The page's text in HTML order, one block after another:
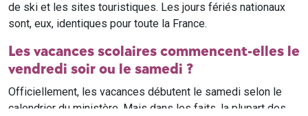
de ski et les sites touristiques. Les jours fériés nationaux
sont, eux, identiques pour toute la France.
Les vacances scolaires commencent-elles le
vendredi soir ou le samedi ?
Officiellement, les vacances débutent le samedi selon le
calendrier du ministère. Mais dans les faits, la plupart des